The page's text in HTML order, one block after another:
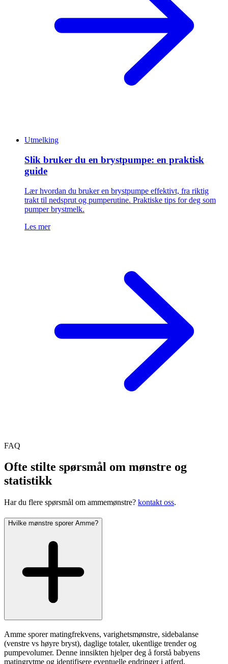
Utmelking
Slik bruker du en brystpumpe: en praktisk
guide
Lær hvordan du bruker en brystpumpe effektivt, fra riktig
trakt til nedsprut og pumperutine. Praktiske tips for deg som
pumper brystmelk.
Les mer
FAQ
Ofte stilte spørsmål om mønstre og
statistikk
Har du flere spørsmål om ammemønstre? kontakt oss.
Hvilke mønstre sporer Amme?
Amme sporer matingfrekvens, varighetsmønstre, sidebalanse
(venstre vs høyre bryst), daglige totaler, ukentlige trender og
pumpevolumer. Denne innsikten hjelper deg å forstå babyens
matingrytme og identifisere eventuelle endringer i atferd.